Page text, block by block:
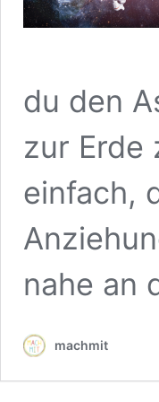
du den
zur Erde
einfach,
nahe an
machmit